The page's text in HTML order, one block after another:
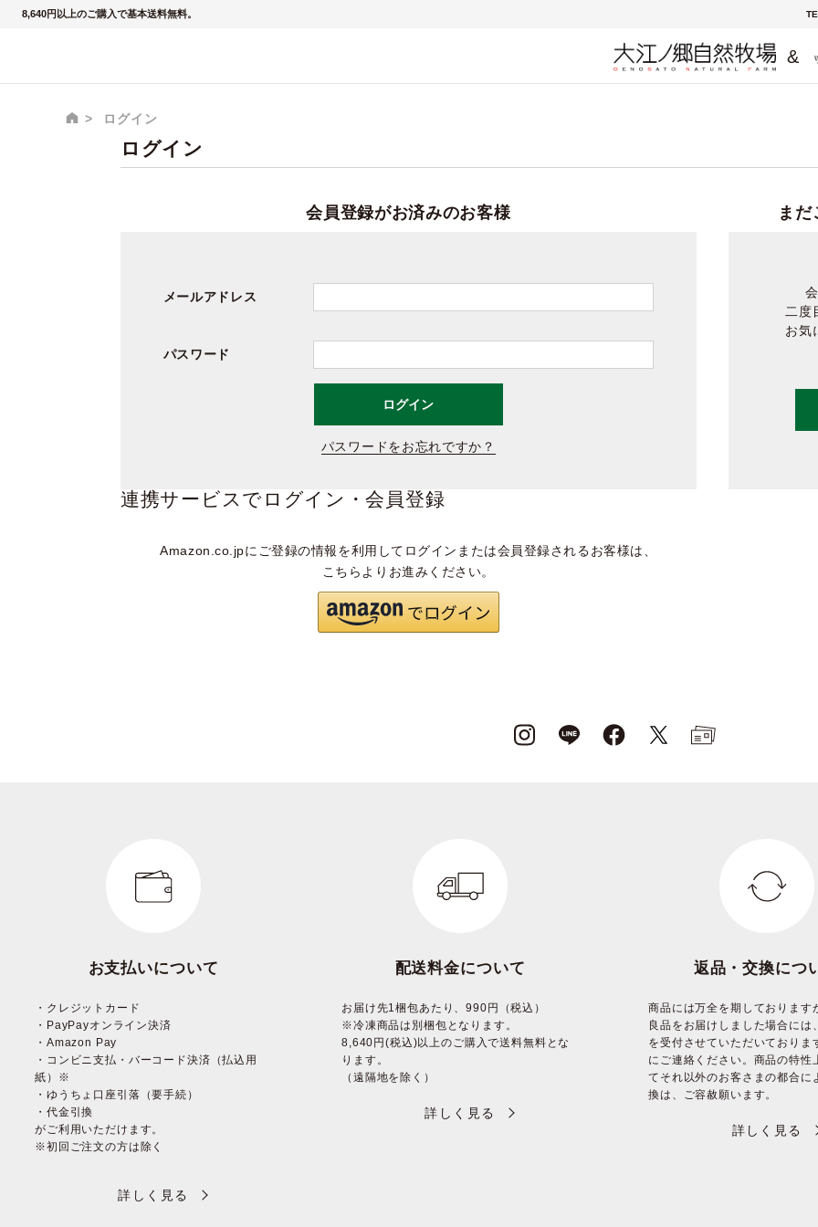
8,640円以上のご購入で基本送料無料。
&
ログイン
ログイン
会員登録がお済みのお客様
メールアドレス
パスワード
ログイン
パスワードをお忘れですか？
まだ
二度
お気
連携サービスでログイン・会員登録
Amazon.co.jpにご登録の情報を利用して ログインまたは会員登録されるお客様は、
こちらよりお進みください。
お支払いについて
・クレジットカード
・PayPayオンライン決済
・Amazon Pay
・コンビニ支払・バーコード決済（払込用
紙）※
・ゆうちょ口座引落（要手続）
・代金引換
がご利用いただけます。
※初回ご注文の方は除く
詳しく見る
配送料金について
お届け先1梱包あたり、990円（税込）
※冷凍商品は別梱包となります。
8,640円(税込)以上のご購入で送料無料とな
ります。
（遠隔地を除く）
詳しく見る
返品・交換につ
商品には万全を期しております
良品をお届けしました場合には
を受付させていただいておりま
にご連絡ください。商品の特性
てそれ以外のお客さまの都合に
換は、ご容赦願います。
詳しく見る